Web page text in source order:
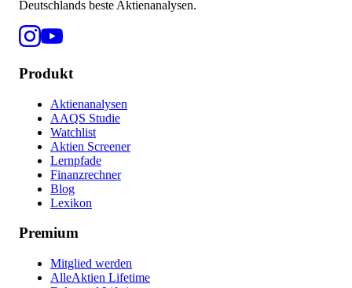
Deutschlands beste Aktienanalysen.
Produkt
Aktienanalysen
AAQS Studie
Watchlist
Aktien Screener
Lernpfade
Finanzrechner
Blog
Lexikon
Premium
Mitglied werden
AlleAktien Lifetime